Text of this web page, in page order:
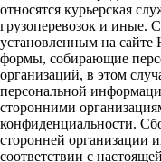
относятся курьерская
грузоперевозок и иные.
установленным на сайте
формы, собирающие
организаций, в этом
персональной
сторонними
конфиденциальности.
сторонней организации
соответствии с